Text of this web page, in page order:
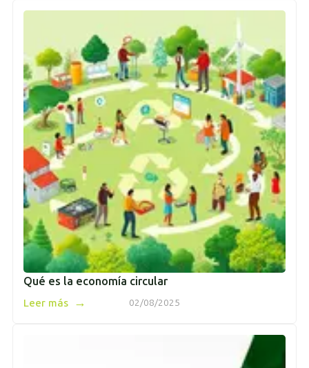
Qué es la economía circular
02/08/2025
Leer más →